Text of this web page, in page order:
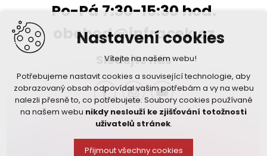
Po-Pá 7:30-15:30 hod.
obchod@infracek.cz
Sledujte nás
Nastavení cookies
Vítejte na našem webu!
Potřebujeme nastavit cookies a související technologie, aby
zobrazovaný obsah odpovídal vašim potřebám a vy na webu
nalezli přesně to, co potřebujete. Soubory cookies používané
na našem webu nikdy neslouží ke zjišťování totožnosti
uživatelů stránek.
Přijmout všechny cookies